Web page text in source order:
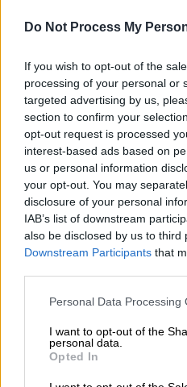
Do Not Process My
If you wish to opt-out of the
processing of your personal or
targeted advertising by us,
section to confirm your
opt-out request is processed
interest-based ads based on
us or personal information
your opt-out. You may
disclosure of your personal
IAB’s list of downstream
also be disclosed by us to third
Downstream Participants that
Please note that this website/
not limited to your visit or
grant or deny consent to
use your data for below
consent section.
Personal Data Processing
I want to opt-out of the
personal data.
Opted In
Συγκεκριμένα, ο
αναφέροντας πως
τέλη Ιουλίου. Όπως
στο σπίτι του και
έπνιξε με tyre raps
στο φρεάτιο στο
όπως κατέθεσε, μέσω
Badoo. Η 28χρονη
και είχε εξαφανιστεί
2018, στην Αγλαντζιά.